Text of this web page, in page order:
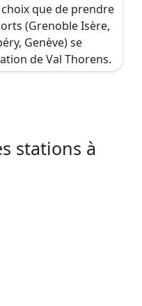
choix que de prendre
(Grenoble Isère,
Genève) se
de Val Thorens.
stations à